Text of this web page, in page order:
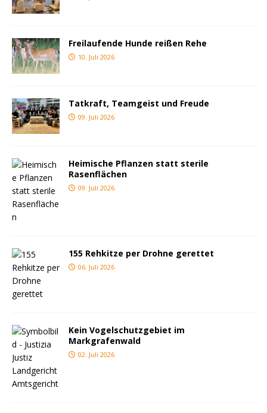
Freilaufende Hunde reißen Rehe
10. Juli 2026
Tatkraft, Teamgeist und Freude
09. Juli 2026
Heimische Pflanzen statt sterile
Rasenflächen
09. Juli 2026
155 Rehkitze per Drohne gerettet
06. Juli 2026
Kein Vogelschutzgebiet im
Markgrafenwald
02. Juli 2026